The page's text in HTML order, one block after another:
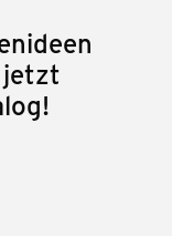
jetzt